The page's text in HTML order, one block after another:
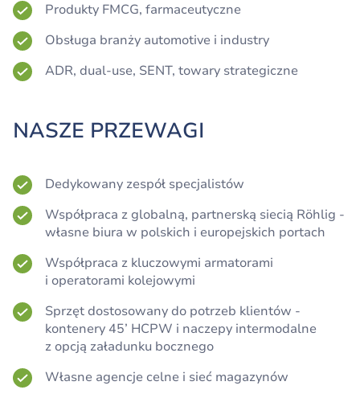
Produkty FMCG, farmaceutyczne
Obsługa branży automotive i industry
ADR, dual-use, SENT, towary strategiczne
NASZE PRZEWAGI
Dedykowany zespół specjalistów
Współpraca z globalną, partnerską siecią Röhlig -
własne biura w polskich i europejskich portach
Współpraca z kluczowymi armatorami
i operatorami kolejowymi
Sprzęt dostosowany do potrzeb klientów -
kontenery 45’ HCPW i naczepy intermodalne
z opcją załadunku bocznego
Własne agencje celne i sieć magazynów